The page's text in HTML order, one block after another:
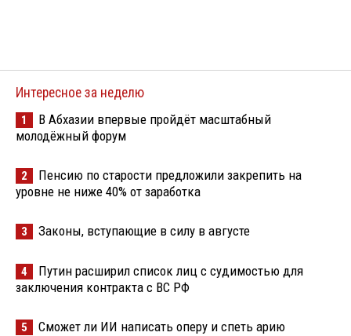
Интересное за неделю
1
В Абхазии впервые пройдёт масштабный
молодёжный форум
2
Пенсию по старости предложили закрепить на
уровне не ниже 40% от заработка
3 Законы, вступающие в силу в августе
4
Путин расширил список лиц с судимостью для
заключения контракта с ВС РФ
5 Сможет ли ИИ написать оперу и спеть арию